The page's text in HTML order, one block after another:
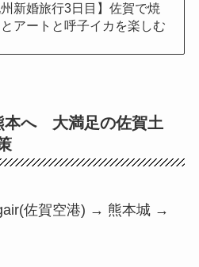
州新婚旅行3日目】佐賀で焼
アートと呼子イカを楽しむ
へ 大満足の佐賀土
佐賀空港) → 熊本城 →